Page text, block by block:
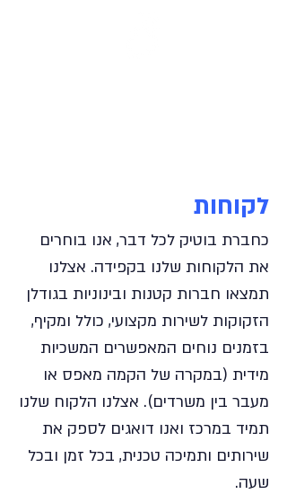
לקוחות
כחברת בוטיק לכל דבר, אנו בוחרים
את הלקוחות שלנו בקפידה. אצלנו
תמצאו חברות קטנות ובינוניות בגודלן
הזקוקות לשירות מקצועי, כולל ומקיף,
בזמנים נוחים המאפשרים המשכיות
מידית (במקרה של הקמה מאפס או
מעבר בין משרדים). אצלנו הלקוח שלנו
תמיד במרכז ואנו דואגים לספק את
שירותים ותמיכה טכנית, בכל זמן ובכל
שעה.